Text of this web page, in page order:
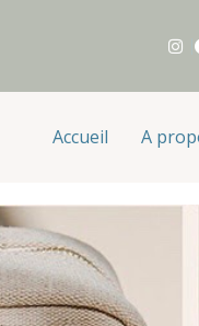
Accueil A